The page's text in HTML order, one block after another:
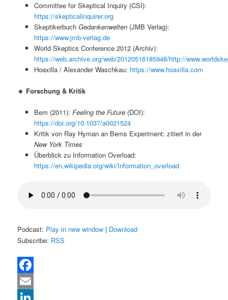
Committee for Skeptical Inquiry (CSI):
https://skepticalinquirer.org
Skeptikerbuch Gedankenwelten(JMB Verlag):
https://www.jmb-verlag.de
World Skeptics Conference 2012 (Archiv):
https://web.archive.org/web/20120516185948/http://
Hoaxilla / Alexander Waschkau: https://www.hoaxilla.com
🔹 Forschung & Kritik
Bem (2011): Feeling the Future(DOI):
https://doi.org/10.1037/a0021524
Kritik von Ray Hyman an Bems Experiment: zitiert in der
New York Times
Überblick zu Information Overload:
https://en.wikipedia.org/wiki/Information_overload
Podcast: Play in new window | Download
Subscribe: RSS
Facebook
Email